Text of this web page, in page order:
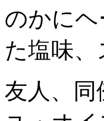
のかに
た塩味
友人、